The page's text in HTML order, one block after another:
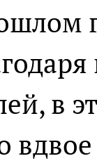
в